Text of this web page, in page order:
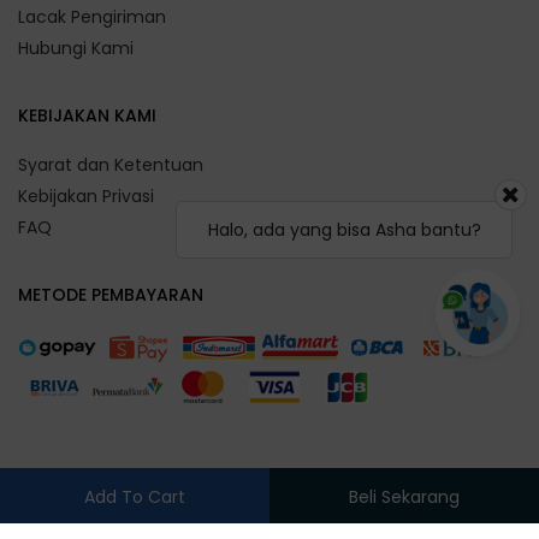
Add To Cart Beli Sekarang
Halo, ada yang bisa Asha bantu?
Lacak Pengiriman
Hubungi Kami
KEBIJAKAN KAMI
Syarat dan Ketentuan
Kebijakan Privasi
FAQ
METODE PEMBAYARAN